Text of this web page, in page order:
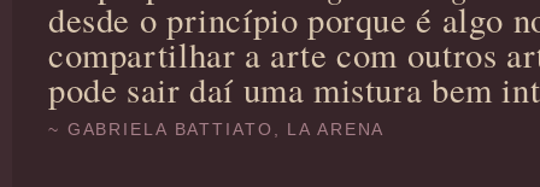
desde o princípio porque é algo
compartilhar a arte com outros
pode sair daí uma mistura bem
~ GABRIELA BATTIATO, LA ARENA